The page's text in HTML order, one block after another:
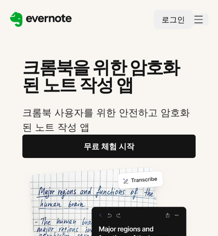
로그인
크롬북을 위한 암호화
된 노트 작성 앱
크롬북 사용자를 위한 안전하고 암호화
된 노트 작성 앱
무료 체험 시작